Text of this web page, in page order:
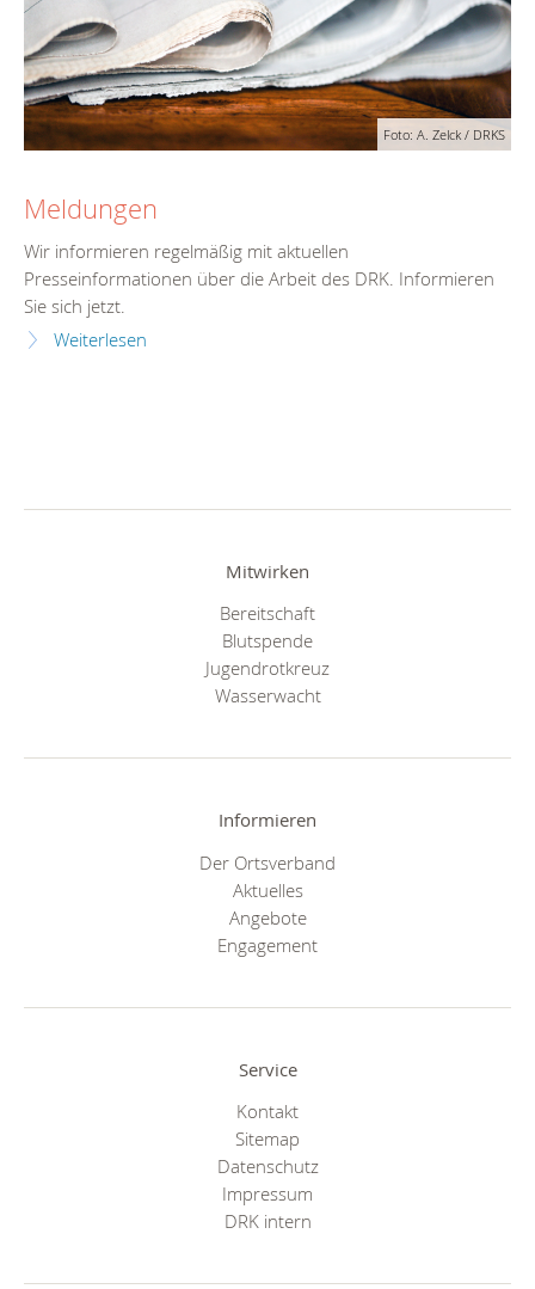
Foto: A. Zelck / DRKS
Meldungen
Wir informieren regelmäßig mit aktuellen
Presseinformationen über die Arbeit des DRK. Informieren
Sie sich jetzt.
Weiterlesen
Mitwirken
Bereitschaft
Blutspende
Jugendrotkreuz
Wasserwacht
Informieren
Der Ortsverband
Aktuelles
Angebote
Engagement
Service
Kontakt
Sitemap
Datenschutz
Impressum
DRK intern